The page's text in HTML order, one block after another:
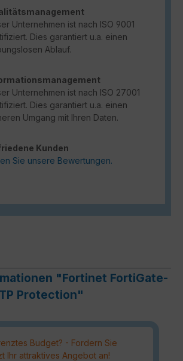
Unternehmen ist nach ISO 9001
Dies garantiert u.a. einen
Ablauf.
Unternehmen ist nach ISO 27001
Dies garantiert u.a. einen
Umgang mit Ihren Daten.
Kunden
Sie unsere Bewertungen.
"Fortinet FortiGate-
Protection"
Budget? - Fordern Sie
Ihr attraktives Angebot an!